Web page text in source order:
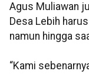
Agus Muliawan
Desa Lebih
namun hingga
“Kami